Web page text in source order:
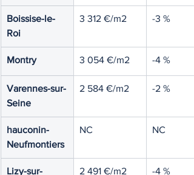
Boissise-le-
Roi
3 312 €/m2 -3 %
Montry 3 054 €/m2 -4 %
Varennes-sur-
Seine
2 584 €/m2 -2 %
hauconin-
Neufmontiers
NC NC
Lizy-sur-
2 491 €/m2 -4 %